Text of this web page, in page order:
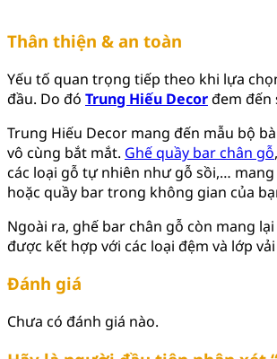
Thân thiện & an toàn
Yếu tố quan trọng tiếp theo khi lựa
đầu. Do đó Trung Hiếu Decorđem đến
Trung Hiếu Decor mang đến mẫu bộ
vô cùng bắt mắt. Ghế quầy bar chân gỗ
các loại gỗ tự nhiên như gỗ sồi,…
hoặc quầy bar trong không gian của
Ngoài ra, ghế bar chân gỗ còn mang
được kết hợp với các loại đệm và lớp
Đánh giá
Chưa có đánh giá nào.